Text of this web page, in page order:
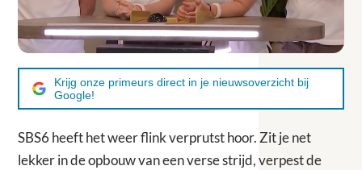
Krijg onze primeurs direct in je nieuwsoverzicht bij
Google!
SBS6 heeft het weer flink verprutst hoor. Zit je net
lekker in de opbouw van een verse strijd, verpest de